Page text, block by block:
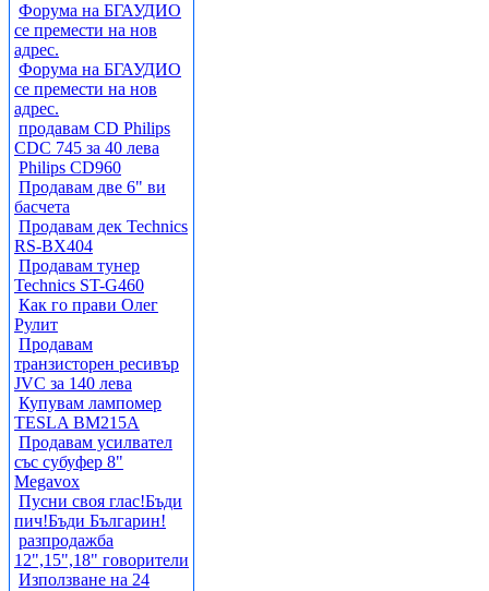
Форума на БГАУДИО
се премести на нов
адрес.
Форума на БГАУДИО
се премести на нов
адрес.
продавам CD Philips
CDC 745 за 40 лева
Philips CD960
Продавам две 6" ви
басчета
Продавам дек Technics
RS-BX404
Продавам тунер
Technics ST-G460
Как го прави Олег
Рулит
Продавам
транзисторен ресивър
JVC за 140 лева
Купувам лампомер
TESLA BM215A
Продавам усилвател
със субуфер 8"
Megavox
Пусни своя глас!Бъди
пич!Бъди Българин!
разпродажба
12",15",18" говорители
Използване на 24